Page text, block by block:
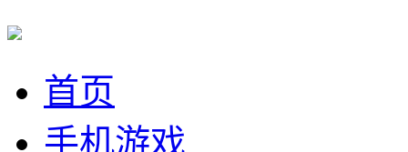
首页
手机游戏